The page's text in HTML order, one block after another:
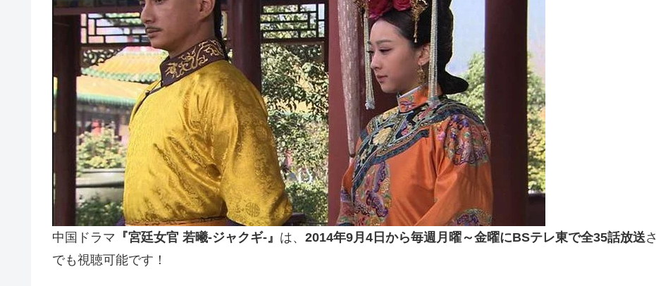
中国ドラマ 『宮廷女官 若曦-ジャクギ-』 は、 2014年9月4日から毎週月曜～金曜にBSテレ東で全35話放送
でも視聴可能です！